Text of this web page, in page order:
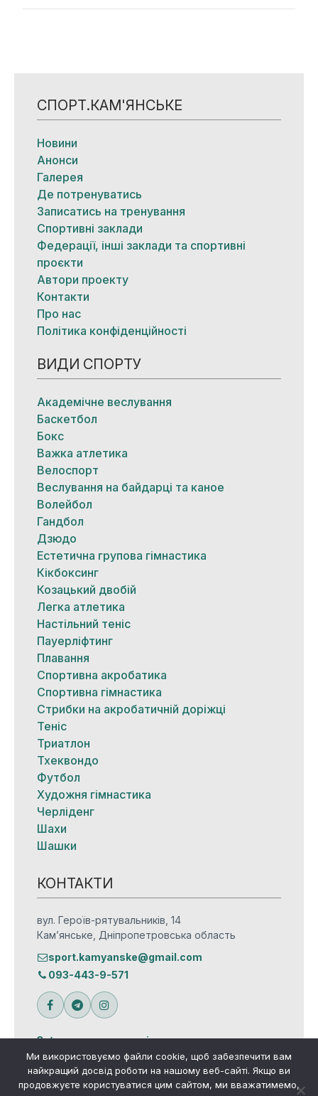
СПОРТ.КАМ'ЯНСЬКЕ
Новини
Анонси
Галерея
Де потренуватись
Записатись на тренування
Спортивні заклади
Федерації, інші заклади та спортивні
проєкти
Автори проекту
Контакти
Про нас
Політика конфіденційності
ВИДИ СПОРТУ
Академічне веслування
Баскетбол
Бокс
Важка атлетика
Велоспорт
Веслування на байдарці та каное
Волейбол
Гандбол
Дзюдо
Естетична групова гімнастика
Кікбоксинг
Козацький двобій
Легка атлетика
Настільний теніс
Пауерліфтинг
Плавання
Спортивна акробатика
Спортивна гімнастика
Стрибки на акробатичній доріжці
Теніс
Триатлон
Тхеквондо
Футбол
Художня гімнастика
Черліденг
Шахи
Шашки
КОНТАКТИ
вул. Героїв-рятувальників, 14
Кам’янське, Дніпропетровська область
sport.kamyanske@gmail.com
093-443-9-571
Зв’язатися з редакцією
Ми використовуємо файли cookie, щоб забезпечити вам
найкращий досвід роботи на нашому веб-сайті. Якщо ви
продовжуєте користуватися цим сайтом, ми вважатимемо,